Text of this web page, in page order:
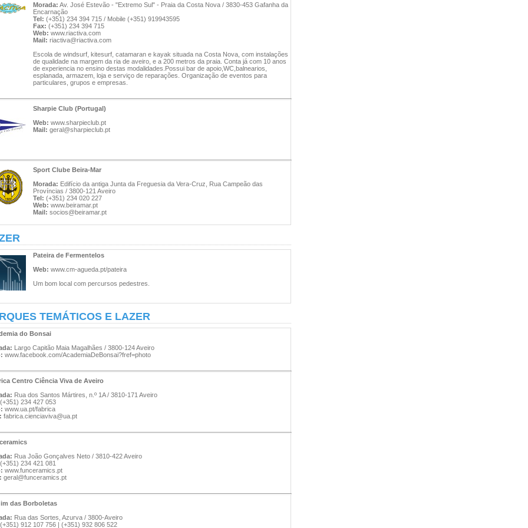
Morada: Av. José Estevão - "Extremo Sul" - Praia da Costa Nova / 3830-453 Gafanha da
Encarnação
Tel: (+351) 234 394 715 / Mobile (+351) 919943595
Fax: (+351) 234 394 715
Web: www.riactiva.com
Mail: riactiva@riactiva.com
Escola de windsurf, kitesurf, catamaran e kayak situada na Costa Nova, com instalações
de qualidade na margem da ria de aveiro, e a 200 metros da praia. Conta já com 10 anos
de experiencia no ensino destas modalidades.Possui bar de apoio,WC,balnearios,
esplanada, armazem, loja e serviço de reparações. Organização de eventos para
particulares, grupos e empresas.
Sharpie Club (Portugal)
Web: www.sharpieclub.pt
Mail: geral@sharpieclub.pt
Sport Clube Beira-Mar
Morada: Edifício da antiga Junta da Freguesia da Vera-Cruz, Rua Campeão das
Províncias / 3800-121 Aveiro
Tel: (+351) 234 020 227
Web: www.beiramar.pt
Mail: socios@beiramar.pt
Pateira de Fermentelos
Web: www.cm-agueda.pt/pateira
Um bom local com percursos pedestres.
TEMÁTICOS E LAZER
do Bonsai
Largo Capitão Maia Magalhães / 3800-124 Aveiro
www.facebook.com/AcademiaDeBonsai?fref=photo
Centro Ciência Viva de Aveiro
Rua dos Santos Mártires, n.º 1A / 3810-171 Aveiro
(+351) 234 427 053
www.ua.pt/fabrica
fabrica.cienciaviva@ua.pt
Rua João Gonçalves Neto / 3810-422 Aveiro
(+351) 234 421 081
www.funceramics.pt
geral@funceramics.pt
das Borboletas
Rua das Sortes, Azurva / 3800-Aveiro
(+351) 912 107 756 | (+351) 932 806 522